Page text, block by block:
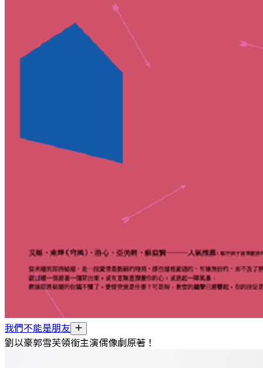
我們不能是朋友
劉以豪郭雪芙領銜主演偶像劇原著！